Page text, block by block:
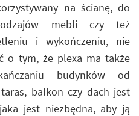
na ścianę, do
mebli czy też
i wykończeniu, nie
o tym, że plexa ma także
budynków od
balkon czy dach jest
jest niezbędna, aby ją